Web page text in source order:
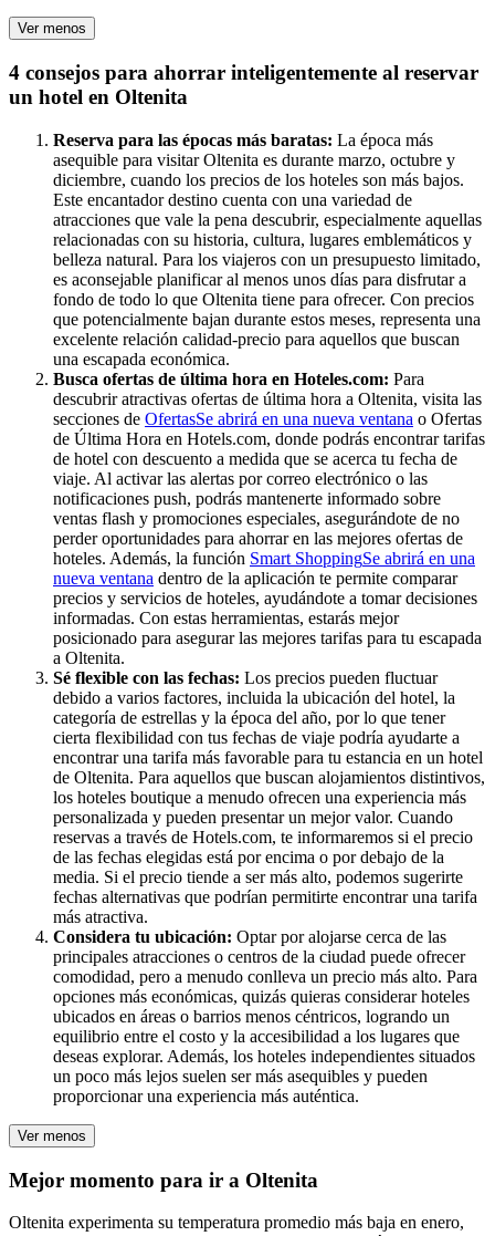
Ver menos
4 consejos para ahorrar inteligentemente al reservar
un hotel en Oltenita
Reserva para las épocas más baratas: La época más
asequible para visitar Oltenita es durante marzo, octubre y
diciembre, cuando los precios de los hoteles son más bajos.
Este encantador destino cuenta con una variedad de
atracciones que vale la pena descubrir, especialmente aquellas
relacionadas con su historia, cultura, lugares emblemáticos y
belleza natural. Para los viajeros con un presupuesto limitado,
es aconsejable planificar al menos unos días para disfrutar a
fondo de todo lo que Oltenita tiene para ofrecer. Con precios
que potencialmente bajan durante estos meses, representa una
excelente relación calidad-precio para aquellos que buscan
una escapada económica.
Busca ofertas de última hora en Hoteles.com: Para
descubrir atractivas ofertas de última hora a Oltenita, visita las
secciones de OfertasSe abrirá en una nueva ventana o Ofertas
de Última Hora en Hotels.com, donde podrás encontrar tarifas
de hotel con descuento a medida que se acerca tu fecha de
viaje. Al activar las alertas por correo electrónico o las
notificaciones push, podrás mantenerte informado sobre
ventas flash y promociones especiales, asegurándote de no
perder oportunidades para ahorrar en las mejores ofertas de
hoteles. Además, la función Smart ShoppingSe abrirá en una
nueva ventana dentro de la aplicación te permite comparar
precios y servicios de hoteles, ayudándote a tomar decisiones
informadas. Con estas herramientas, estarás mejor
posicionado para asegurar las mejores tarifas para tu escapada
a Oltenita.
Sé flexible con las fechas: Los precios pueden fluctuar
debido a varios factores, incluida la ubicación del hotel, la
categoría de estrellas y la época del año, por lo que tener
cierta flexibilidad con tus fechas de viaje podría ayudarte a
encontrar una tarifa más favorable para tu estancia en un hotel
de Oltenita. Para aquellos que buscan alojamientos distintivos,
los hoteles boutique a menudo ofrecen una experiencia más
personalizada y pueden presentar un mejor valor. Cuando
reservas a través de Hotels.com, te informaremos si el precio
de las fechas elegidas está por encima o por debajo de la
media. Si el precio tiende a ser más alto, podemos sugerirte
fechas alternativas que podrían permitirte encontrar una tarifa
más atractiva.
Considera tu ubicación: Optar por alojarse cerca de las
principales atracciones o centros de la ciudad puede ofrecer
comodidad, pero a menudo conlleva un precio más alto. Para
opciones más económicas, quizás quieras considerar hoteles
ubicados en áreas o barrios menos céntricos, logrando un
equilibrio entre el costo y la accesibilidad a los lugares que
deseas explorar. Además, los hoteles independientes situados
un poco más lejos suelen ser más asequibles y pueden
proporcionar una experiencia más auténtica.
Ver menos
Mejor momento para ir a Oltenita
Oltenita experimenta su temperatura promedio más baja en enero,